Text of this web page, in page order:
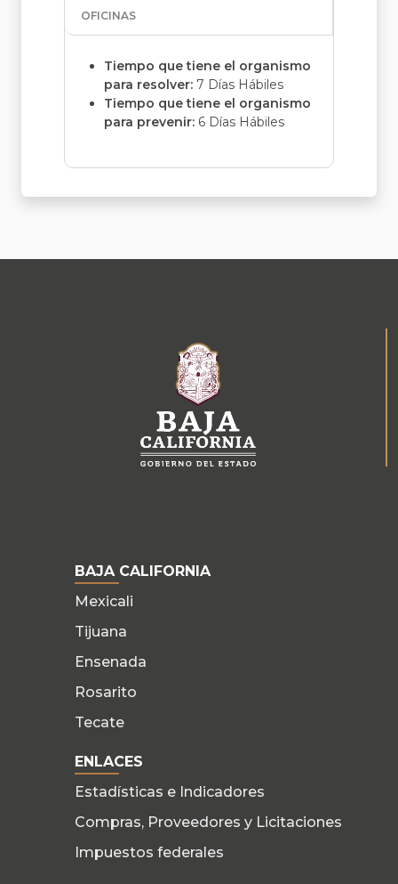
OFICINAS
Tiempo que tiene el organismo
para resolver: 7 Días Hábiles
Tiempo que tiene el organismo
para prevenir: 6 Días Hábiles
BAJA CALIFORNIA
Mexicali
Tijuana
Ensenada
Rosarito
Tecate
ENLACES
Estadísticas e Indicadores
Compras, Proveedores y Licitaciones
Impuestos federales